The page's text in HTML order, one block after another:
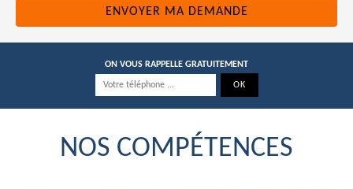
ON VOUS RAPPELLE GRATUITEMENT
NOS COMPÉTENCES